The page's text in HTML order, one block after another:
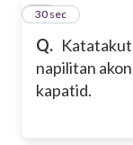
Q.
napilitan
kapatid.
13
30 sec